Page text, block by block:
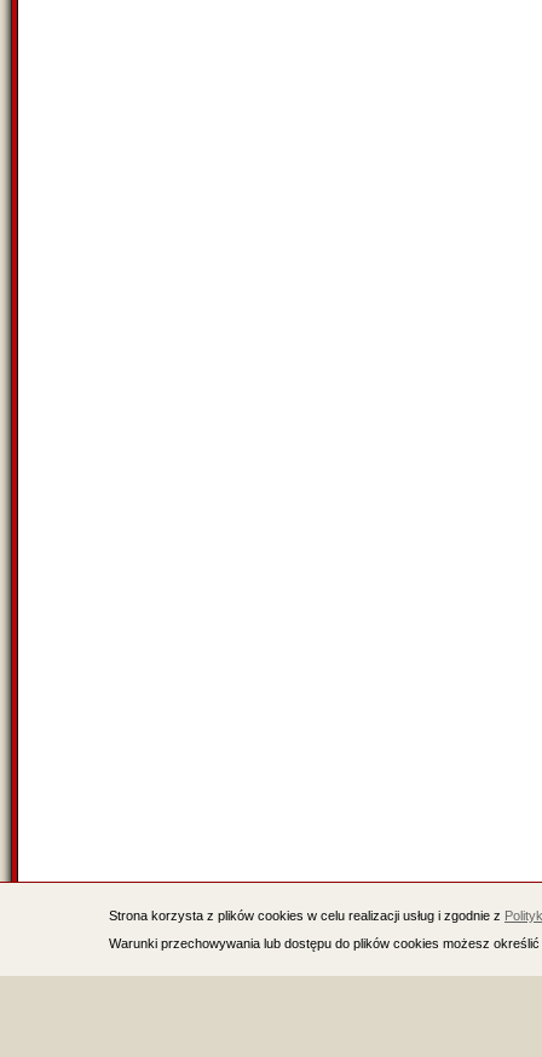
Strona korzysta z plików cookies w celu realizacji usług i zgodnie z
Warunki przechowywania lub dostępu do plików cookies możesz